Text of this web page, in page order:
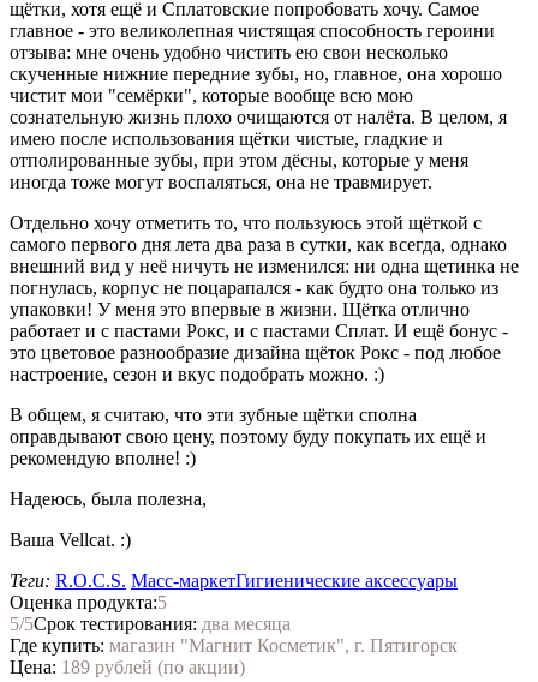
щётки, хотя ещё и Сплатовские попробовать хочу. Самое
главное - это великолепная чистящая способность героини
отзыва: мне очень удобно чистить ею свои несколько
скученные нижние передние зубы, но, главное, она хорошо
чистит мои "семёрки", которые вообще всю мою
сознательную жизнь плохо очищаются от налёта. В целом, я
имею после использования щётки чистые, гладкие и
отполированные зубы, при этом дёсны, которые у меня
иногда тоже могут воспаляться, она не травмирует.
Отдельно хочу отметить то, что пользуюсь этой щёткой с
самого первого дня лета два раза в сутки, как всегда, однако
внешний вид у неё ничуть не изменился: ни одна щетинка не
погнулась, корпус не поцарапался - как будто она только из
упаковки! У меня это впервые в жизни. Щётка отлично
работает и с пастами Рокс, и с пастами Сплат. И ещё бонус -
это цветовое разнообразие дизайна щёток Рокс - под любое
настроение, сезон и вкус подобрать можно. :)
В общем, я считаю, что эти зубные щётки сполна
оправдывают свою цену, поэтому буду покупать их ещё и
рекомендую вполне! :)
Надеюсь, была полезна,
Ваша Vellcat. :)
Теги: R.O.C.S. Масс-маркетГигиенические аксессуары
Оценка продукта:5
5/5Срок тестирования: два месяца
Где купить: магазин "Магнит Косметик", г. Пятигорск
Цена: 189 рублей (по акции)